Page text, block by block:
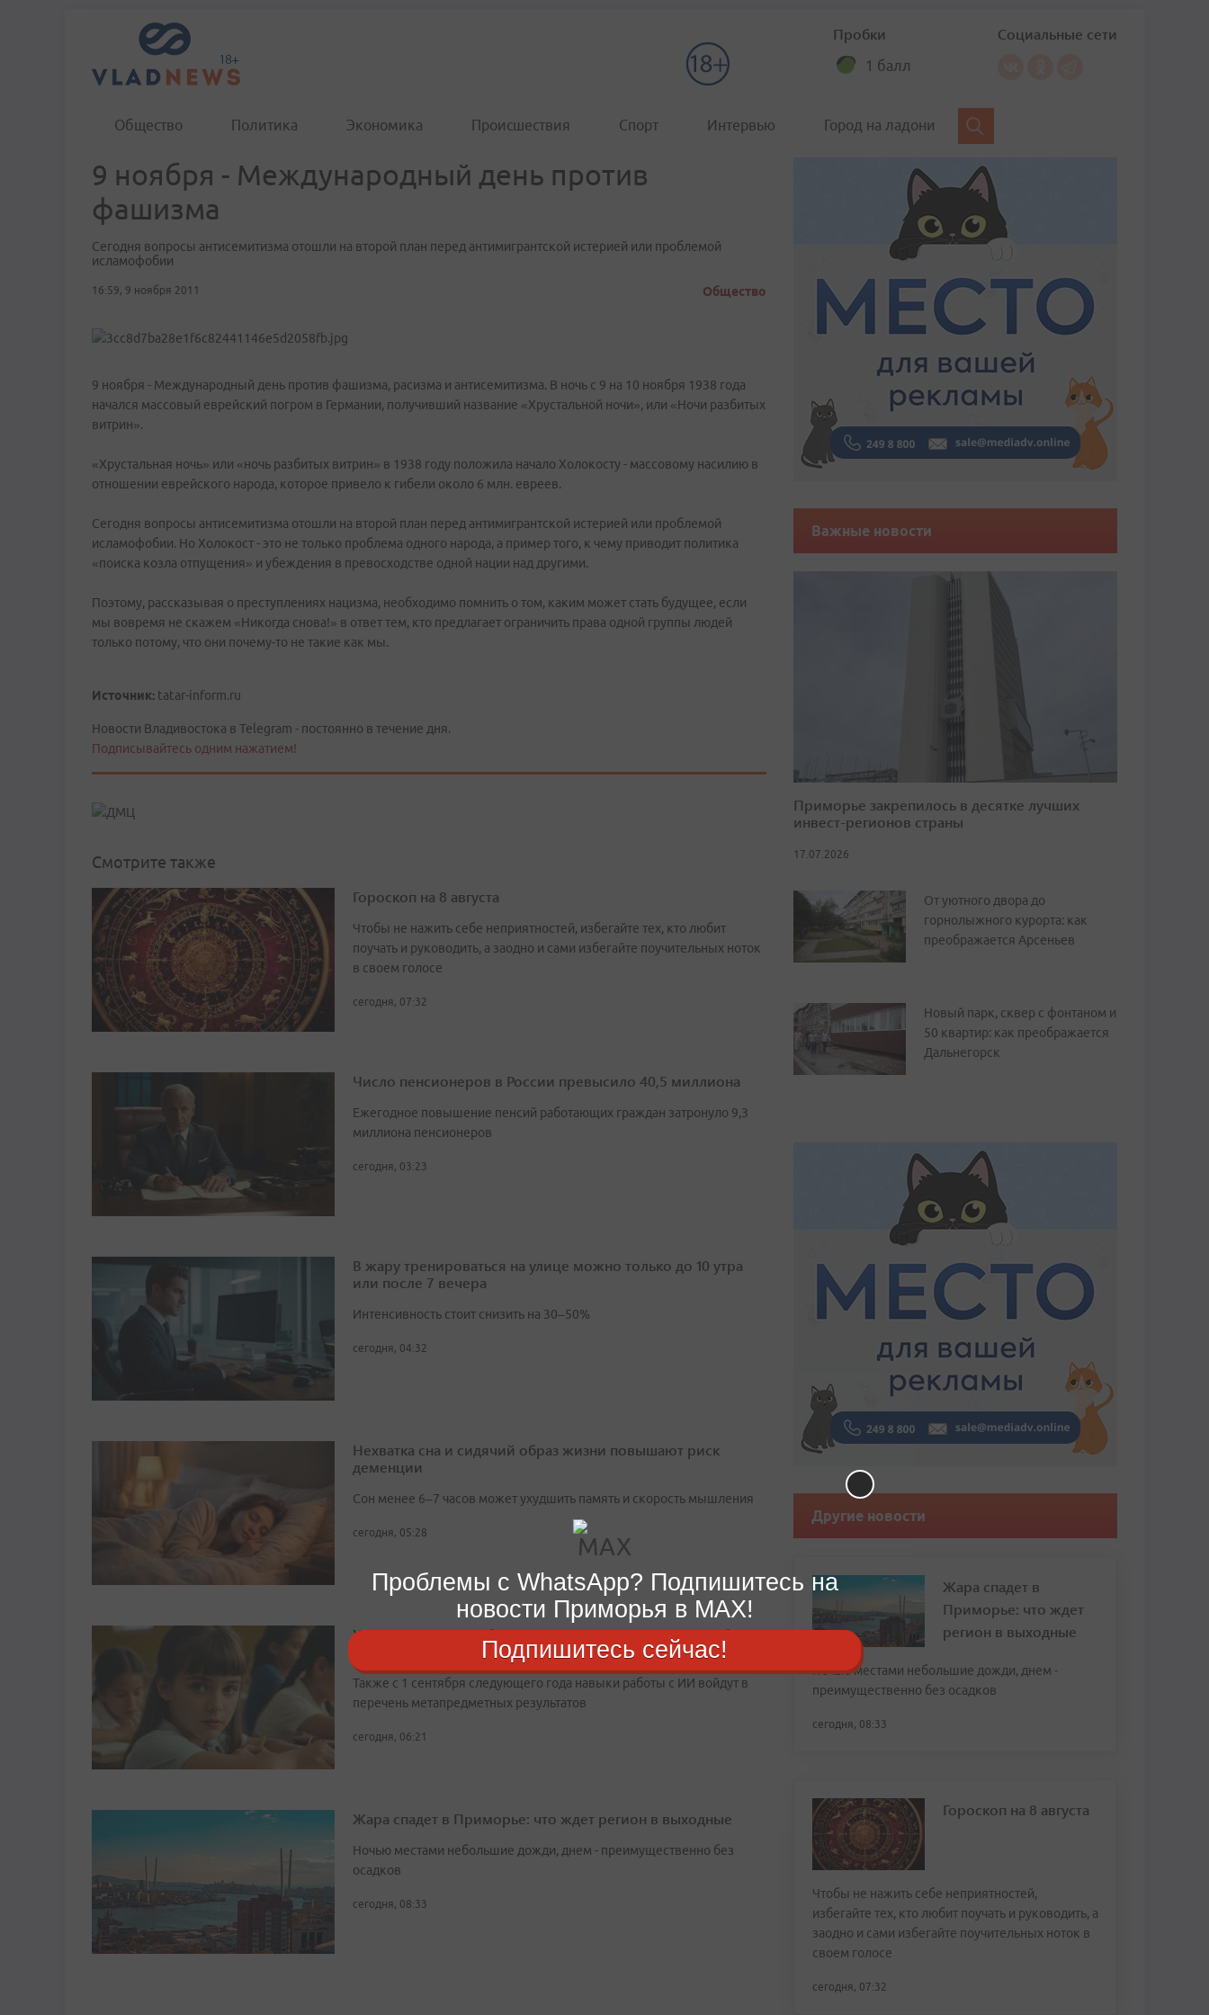
Пробки
1 балл
Социальные сети
Общество Политика Экономика Происшествия Спорт Интервью Город на ладони
9 ноября - Международный день против
фашизма
Сегодня вопросы антисемитизма отошли на второй план перед антимигрантской истерией или проблемой
исламофобии
16:59, 9 ноября 2011 Общество
9 ноября - Международный день против фашизма, расизма и антисемитизма. В ночь с 9 на 10 ноября 1938 года
начался массовый еврейский погром в Германии, получивший название «Хрустальной ночи», или «Ночи разбитых
витрин».
«Хрустальная ночь» или «ночь разбитых витрин» в 1938 году положила начало Холокосту - массовому насилию в
отношении еврейского народа, которое привело к гибели около 6 млн. евреев.
Сегодня вопросы антисемитизма отошли на второй план перед антимигрантской истерией или проблемой
исламофобии. Но Холокост - это не только проблема одного народа, а пример того, к чему приводит политика
«поиска козла отпущения» и убеждения в превосходстве одной нации над другими.
Поэтому, рассказывая о преступлениях нацизма, необходимо помнить о том, каким может стать будущее, если
мы вовремя не скажем «Никогда снова!» в ответ тем, кто предлагает ограничить права одной группы людей
только потому, что они почему-то не такие как мы.
Источник: tatar-inform.ru
Новости Владивостока в Telegram - постоянно в течение дня.
Подписывайтесь одним нажатием!
Смотрите также
Гороскоп на 8 августа
Чтобы не нажить себе неприятностей, избегайте тех, кто любит
поучать и руководить, а заодно и сами избегайте поучительных ноток
в своем голосе
сегодня, 07:32
Число пенсионеров в России превысило 40,5 миллиона
Ежегодное повышение пенсий работающих граждан затронуло 9,3
миллиона пенсионеров
сегодня, 03:23
В жару тренироваться на улице можно только до 10 утра
или после 7 вечера
Интенсивность стоит снизить на 30–50%
сегодня, 04:32
Нехватка сна и сидячий образ жизни повышают риск
деменции
Сон менее 6–7 часов может ухудшить память и скорость мышления
сегодня, 05:28
Уроки математики, биологии, химии и физики станут более
Также с 1 сентября следующего года навыки работы с ИИ войдут в
перечень метапредметных результатов
сегодня, 06:21
Жара спадет в Приморье: что ждет регион в выходные
Ночью местами небольшие дожди, днем - преимущественно без
осадков
сегодня, 08:33
Важные новости
Приморье закрепилось в десятке лучших
инвест-регионов страны
17.07.2026
От уютного двора до
горнолыжного курорта: как
преображается Арсеньев
Новый парк, сквер с фонтаном и
50 квартир: как преображается
Дальнегорск
Другие новости
Жара спадет в
Приморье: что ждет
регион в выходные
Ночью местами небольшие дожди, днем -
преимущественно без осадков
сегодня, 08:33
Гороскоп на 8 августа
Чтобы не нажить себе неприятностей,
избегайте тех, кто любит поучать и руководить, а
заодно и сами избегайте поучительных ноток в
своем голосе
сегодня, 07:32
Проблемы с WhatsApp? Подпишитесь на
новости Приморья в MAX!
Подпишитесь сейчас!